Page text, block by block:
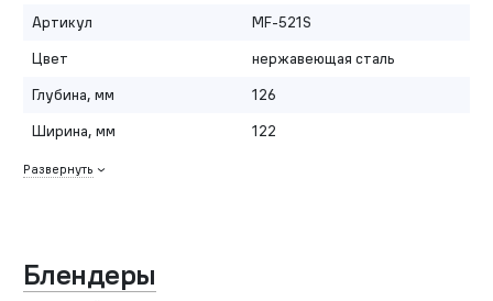
Артикул
MF-521S
Цвет
нержавеющая сталь
Глубина, мм
126
Ширина, мм
122
Развернуть
Блендеры